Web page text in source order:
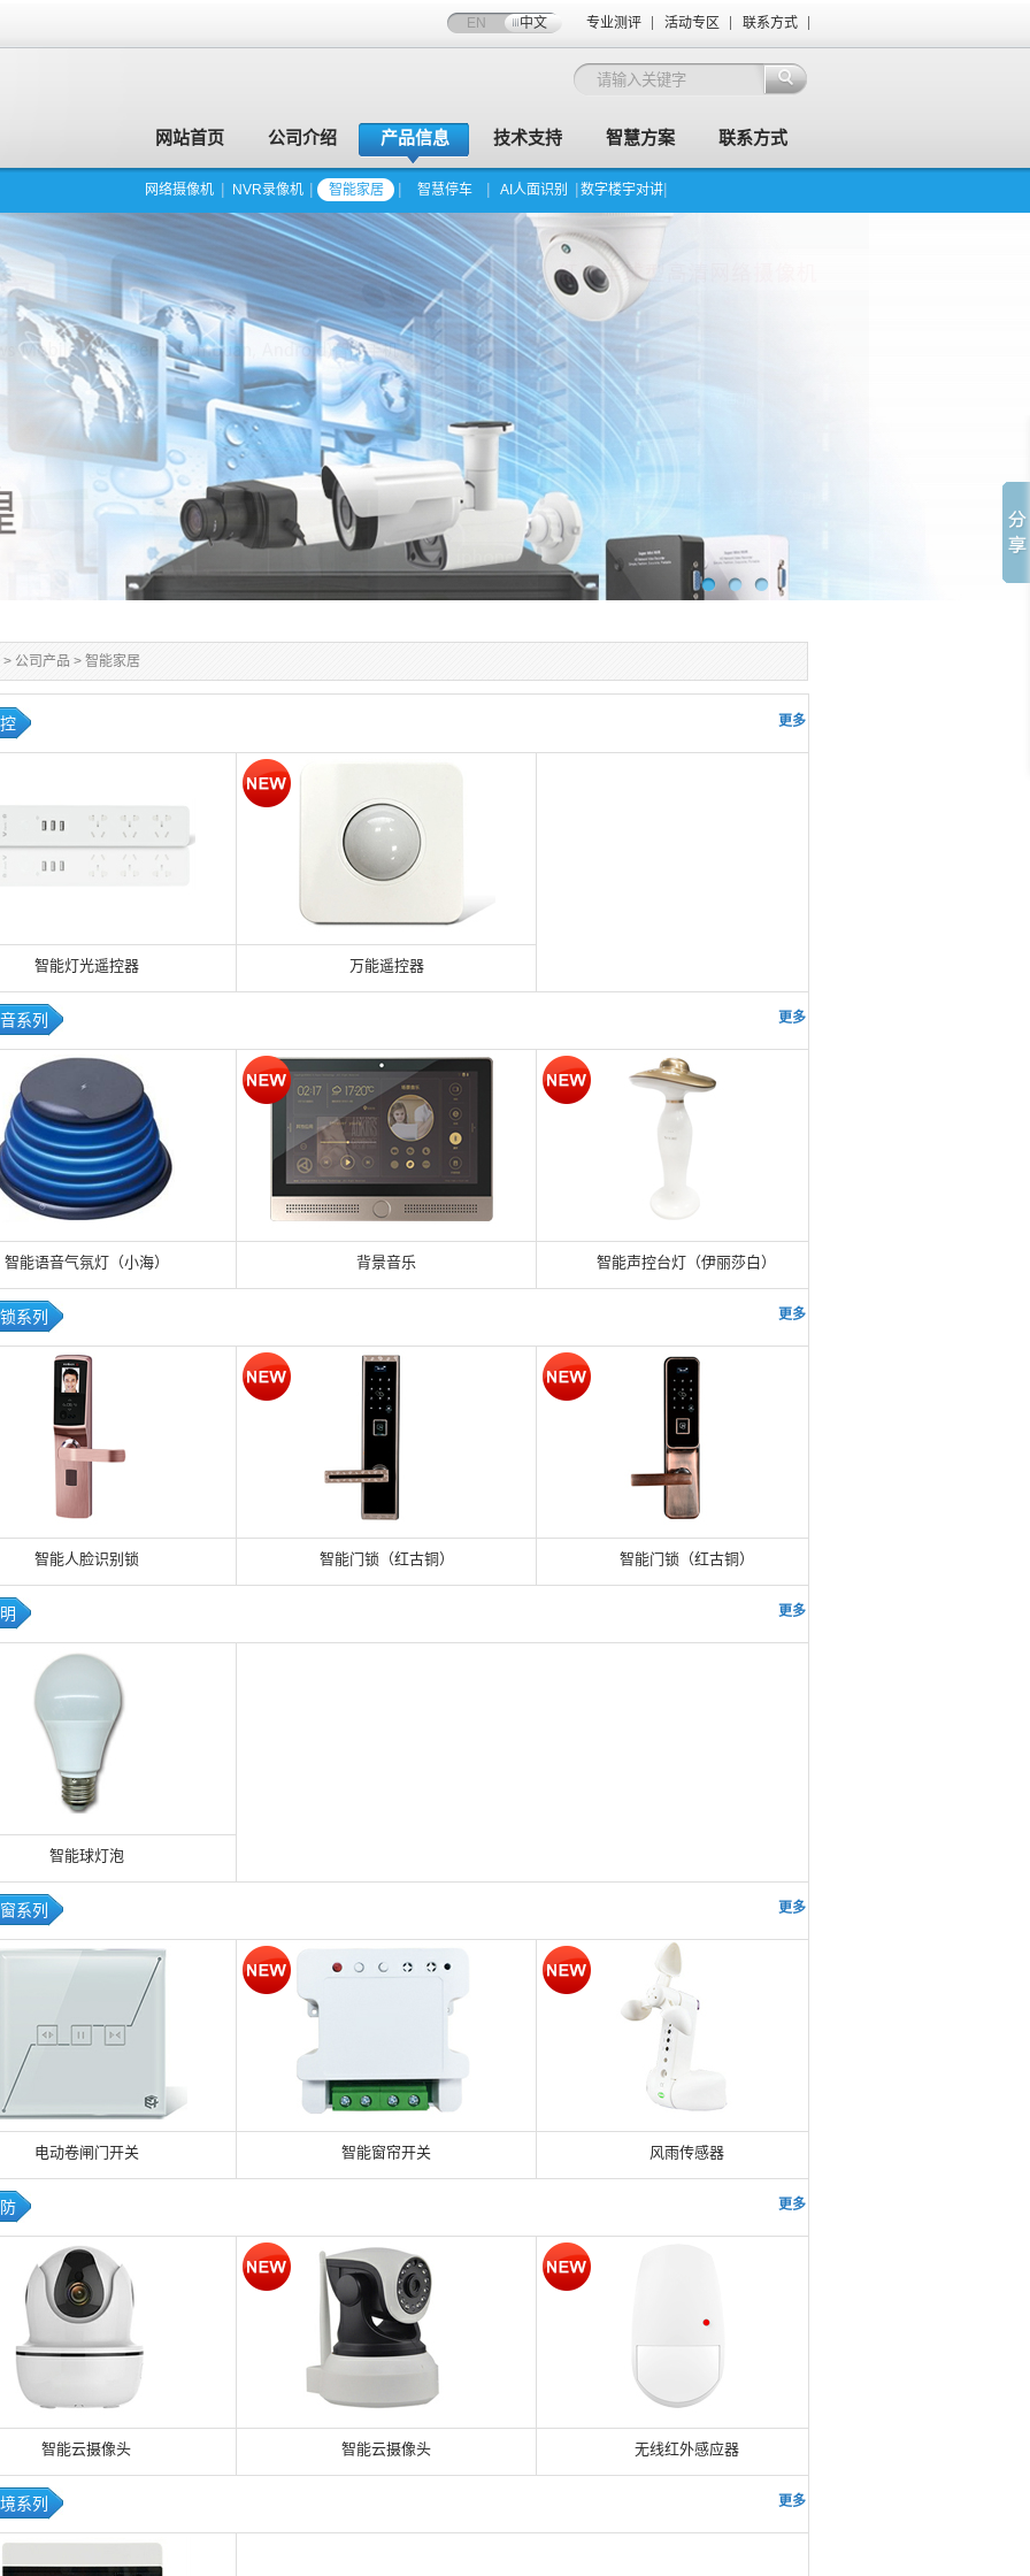
专业测评 活动专区 联系方式
EN 中文
网站首页 公司介绍 产品信息
网络摄像机 NVR录像机 智能家居 智慧停车 AI人面识别 数字楼宇对讲
技术支持 智慧方案 联系方式
> 公司产品 > 智能家居
更多 >>
智能灯光遥控器 万能遥控器
系列 更多 >>
智能语音气氛灯（小海） 背景音乐 智能声控台灯（伊丽莎白）
系列 更多 >>
智能人脸识别锁 智能门锁（红古铜） 智能门锁（红古铜）
更多 >>
智能球灯泡
系列 更多 >>
电动卷闸门开关 智能窗帘开关 风雨传感器
更多 >>
智能云摄像头 智能云摄像头 无线红外感应器
系列 更多 >>